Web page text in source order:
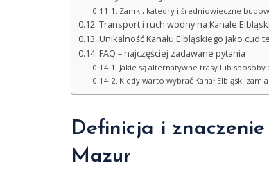
Zamki, katedry i średniowieczne
Transport i ruch wodny na Kanale
Unikalność Kanału Elbląskiego jako cud
FAQ – najczęściej zadawane pytania
Jakie są alternatywne trasy lub sposoby
Kiedy warto wybrać Kanał Elbląski
Definicja i
Mazur